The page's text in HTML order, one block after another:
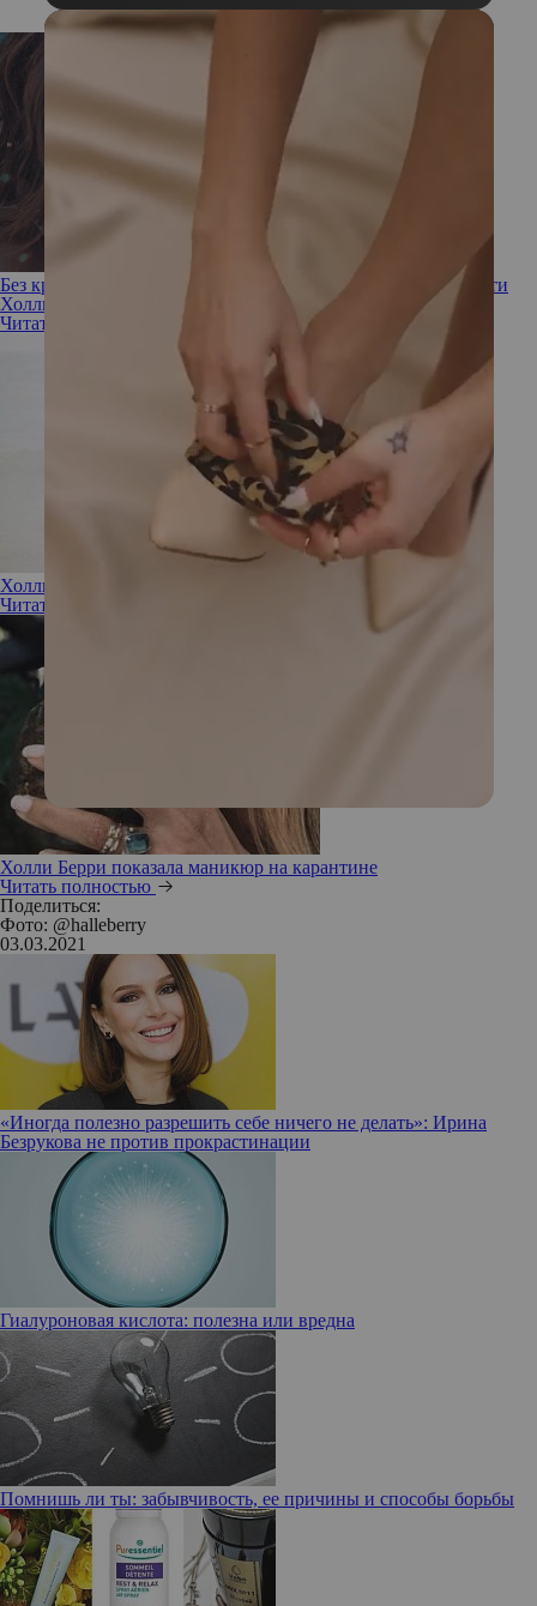
Без крови младенцев и других ритуалов: 2 секрета молодости
Холли Берри
Читать полностью
Холли Берри запускает линию нижнего белья
Читать полностью
Холли Берри показала маникюр на карантине
Читать полностью
Поделиться:
Фото: @halleberry
03.03.2021
«Иногда полезно разрешить себе ничего не делать»: Ирина
Безрукова не против прокрастинации
Гиалуроновая кислота: полезна или вредна
Помнишь ли ты: забывчивость, ее причины и способы борьбы